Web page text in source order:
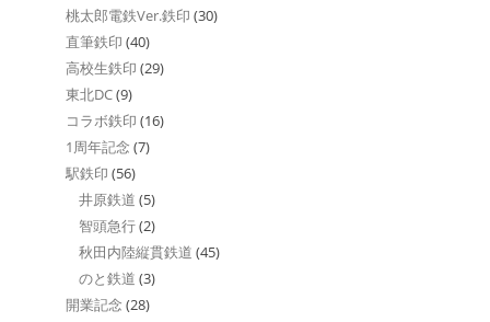
桃太郎電鉄Ver.鉄印 (30)
直筆鉄印 (40)
高校生鉄印 (29)
東北DC(9)
コラボ鉄印 (16)
1周年記念 (7)
駅鉄印 (56)
井原鉄道 (5)
智頭急行(2)
秋田内陸縦貫鉄道 (45)
のと鉄道 (3)
開業記念 (28)